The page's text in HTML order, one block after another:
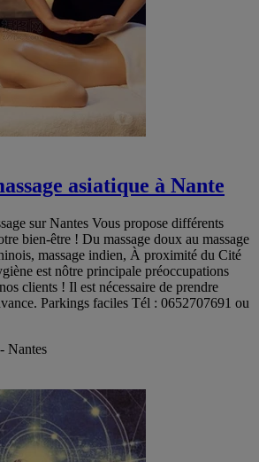
asiatique à Nante
sur Nantes Vous propose différents
bien-être ! Du massage doux au massage
massage indien, À proximité du Cité
est nôtre principale préoccupations
clients ! Il est nécessaire de prendre
Parkings faciles Tél : 0652707691 ou
Nantes